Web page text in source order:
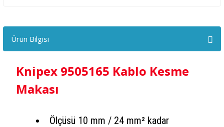
Ürün Bilgisi
Knipex 9505165 Kablo Kesme
Makası
Ölçüsü 10 mm / 24 mm² kadar